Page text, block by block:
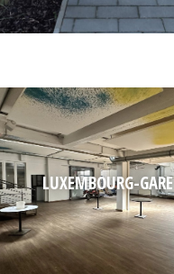
LUXEMBOURG-GARE